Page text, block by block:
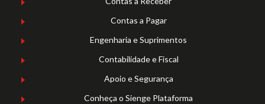
Contas a Pagar
Engenharia e Suprimentos
Contabilidade e Fiscal
Apoio e Segurança
Conheça o Sienge Plataforma